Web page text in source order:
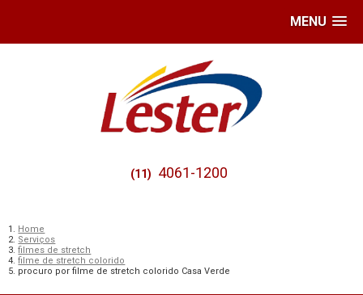
MENU
(11) 4061-1200
Home
Serviços
filmes de stretch
filme de stretch colorido
procuro por filme de stretch colorido Casa Verde